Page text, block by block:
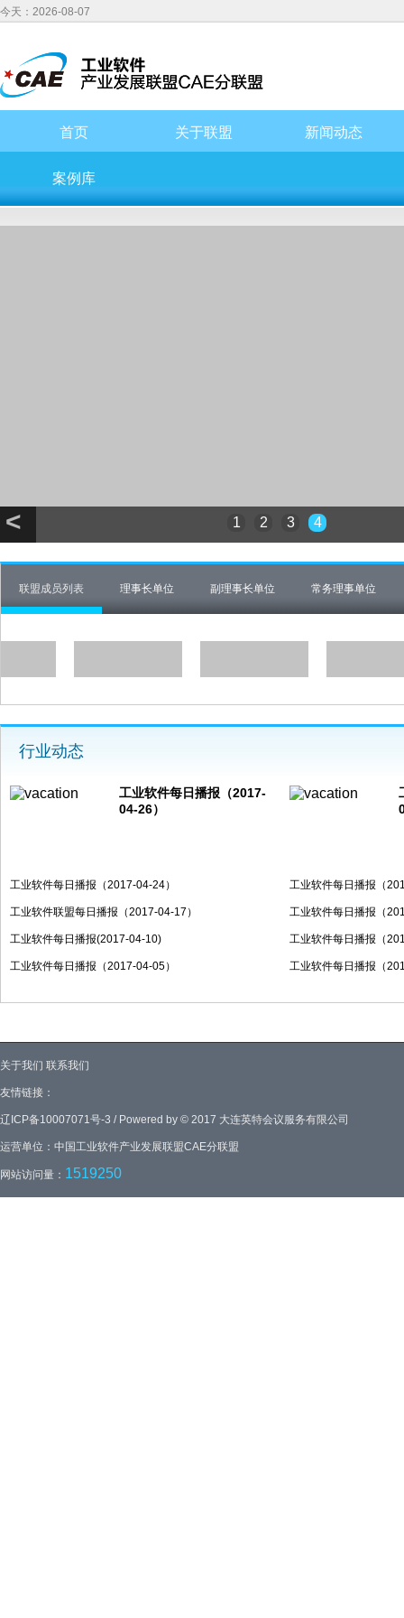
今天：2026-08-07
首页 关于联盟 新闻动态
案例库
< 1 2 3 4
联盟成员列表 理事长单位 副理事长单位 常务理事单位
行业动态
工业软件每日播报（2017-
04-26）
工业软件每日播报（2017-04-24）
工业软件联盟每日播报（2017-04-17）
工业软件每日播报(2017-04-10)
工业软件每日播报（2017-04-05）
工业软件每日播报（
工业软件每日播报（
工业软件每日播报（
工业软件每日播报（
关于我们 联系我们
友情链接：
辽ICP备10007071号-3 / Powered by © 2017 大连英特会议服务有限公司
运营单位：中国工业软件产业发展联盟CAE分联盟
网站访问量： 1519250